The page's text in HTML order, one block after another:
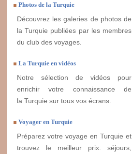
Photos de la Turquie
Découvrez les galeries de photos de
la Turquie publiées par les membres
du club des voyages.
La Turquie en vidéos
Notre sélection de vidéos pour
enrichir votre connaissance de
la Turquie sur tous vos écrans.
Voyager en Turquie
Préparez votre voyage en Turquie et
trouvez le meilleur prix: séjours,